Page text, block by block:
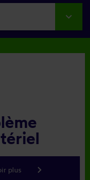
plus keyboard_arrow_right